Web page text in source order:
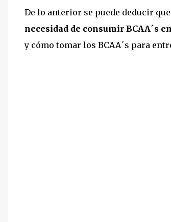
De lo anterior se puede deducir que
necesidad de consumir BCAA´s
y cómo tomar los BCAA´s para